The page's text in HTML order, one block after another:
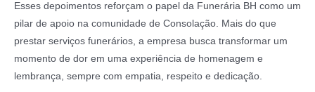
Esses depoimentos reforçam o papel da Funerária BH como um
pilar de apoio na comunidade de Consolação. Mais do que
prestar serviços funerários, a empresa busca transformar um
momento de dor em uma experiência de homenagem e
lembrança, sempre com empatia, respeito e dedicação.